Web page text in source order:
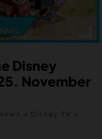
Disney
November